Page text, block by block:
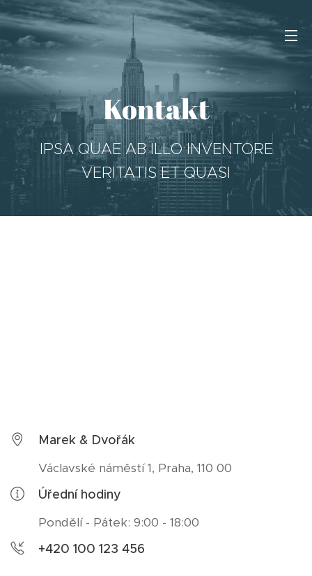
Kontakt
IPSA QUAE AB ILLO INVENTORE
VERITATIS ET QUASI
Marek & Dvořák
Václavské náměstí 1, Praha, 110 00
Úřední hodiny
Pondělí - Pátek: 9:00 - 18:00
+420 100 123 456